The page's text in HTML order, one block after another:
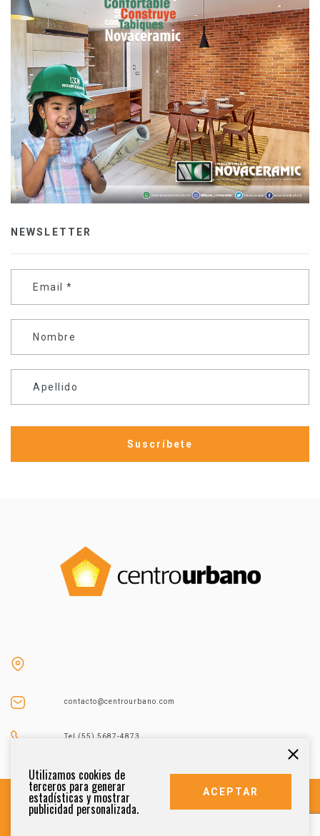
NEWSLETTER
Email *
Nombre
Apellido
contacto@centrourbano.com
Tel (55) 5687-4873
Utilizamos cookies de
terceros para generar
estadísticas y mostrar
publicidad personalizada.
ACEPTAR